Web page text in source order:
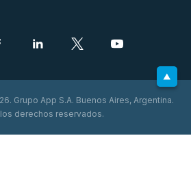
Grupo App S.A. Buenos Aires, Argentina.
derechos reservados.